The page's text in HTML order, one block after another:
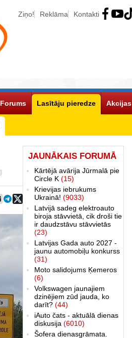
Ziņo! Reklāma Kontakti
Forums Lasītāju pieredze Akcijas
JAUNĀKAIS FORUMĀ
Kārtējā avārija Jūrmalā pie
Circle K (15)
Krievijas iebrukums
Ukrainā! (9033)
Latvijā sadeg elektroauto
biroja stāvvietā, cik droši tie
ir daudzstāvu stāvvietās
(23)
Latvijas Gada auto 2027 -
jaunu automobiļu konkurss
(31)
Moto salidojums Ķemeros
(6)
Volkswagen jaunajiem
dzinējiem zūd jauda, ko
darīt? (44)
iAuto čats - aktuālā dienas
diskusija (6010)
Šofera dienasgrāmata.